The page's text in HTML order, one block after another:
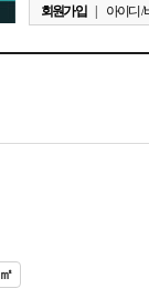
회원가입 아이디 /
㎡